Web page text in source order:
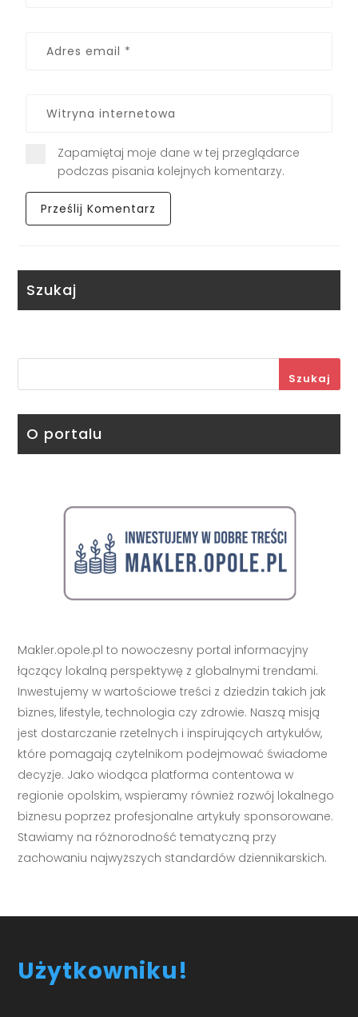
Zapamiętaj moje dane w tej przeglądarce
podczas pisania kolejnych komentarzy.
Szukaj
Szukaj
O portalu
Makler.opole.pl to nowoczesny portal informacyjny
łączący lokalną perspektywę z globalnymi trendami.
Inwestujemy w wartościowe treści z dziedzin takich jak
biznes, lifestyle, technologia czy zdrowie. Naszą misją
jest dostarczanie rzetelnych i inspirujących artykułów,
które pomagają czytelnikom podejmować świadome
decyzje. Jako wiodąca platforma contentowa w
regionie opolskim, wspieramy również rozwój lokalnego
biznesu poprzez profesjonalne artykuły sponsorowane.
Stawiamy na różnorodność tematyczną przy
zachowaniu najwyższych standardów dziennikarskich.
Użytkowniku!